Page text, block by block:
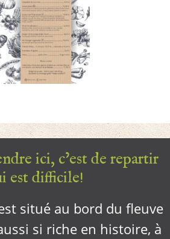
ici, c’est de repartir
est difficile!
situé au bord du fleuve
si riche en histoire, à